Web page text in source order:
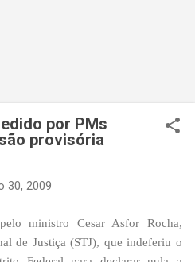
por PMs
provisória
30, 2009
ministro Cesar Asfor Rocha,
de Justiça (STJ), que indeferiu o